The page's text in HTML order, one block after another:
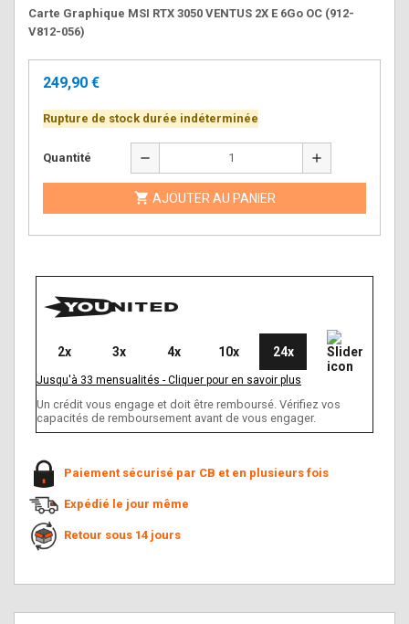
Carte Graphique MSI RTX 3050 VENTUS 2X E 6Go OC (912-
V812-056)
249,90 €
Rupture de stock durée indéterminée
Quantité remove add
 AJOUTER AU PANIER
2x 3x 4x 10x 24x
Jusqu'à 33 mensualités - Cliquer pour en savoir plus
Un crédit vous engage et doit être remboursé. Vérifiez vos
capacités de remboursement avant de vous engager.
Paiement sécurisé par CB et en plusieurs fois
Expédié le jour même
Retour sous 14 jours